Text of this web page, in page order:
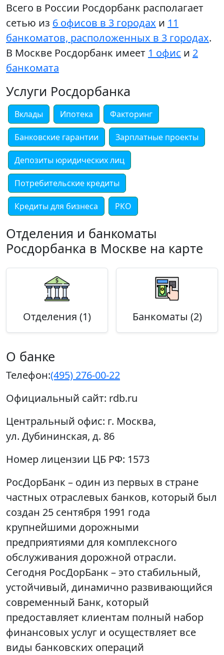
Всего в России Росдорбанк располагает
сетью из 6 офисов в 3 городах и 11
банкоматов, расположенных в 3 городах.
В Москве Росдорбанк имеет 1 офис и 2
банкомата
Услуги Росдорбанка
Вклады Ипотека Факторинг
Банковские гарантии Зарплатные проекты
Депозиты юридических лиц
Потребительские кредиты
Кредиты для бизнеса РКО
Отделения и банкоматы
Росдорбанка в Москве на карте
Отделения (1) Банкоматы (2)
О банке
Телефон:(495) 276-00-22
Официальный сайт: rdb.ru
Центральный офис: г. Москва,
ул. Дубининская, д. 86
Номер лицензии ЦБ РФ: 1573
РосДорБанк – один из первых в стране
частных отраслевых банков, который был
создан 25 сентября 1991 года
крупнейшими дорожными
предприятиями для комплексного
обслуживания дорожной отрасли.
Сегодня РосДорБанк – это стабильный,
устойчивый, динамично развивающийся
современный Банк, который
предоставляет клиентам полный набор
финансовых услуг и осуществляет все
виды банковских операций